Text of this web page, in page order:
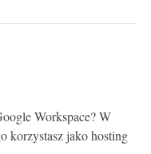
Workspace? W
korzystasz jako hosting